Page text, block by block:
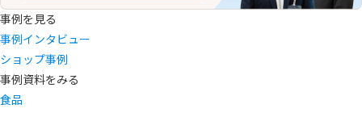
事例を見る
事例インタビュー
ショップ事例
事例資料をみる
食品